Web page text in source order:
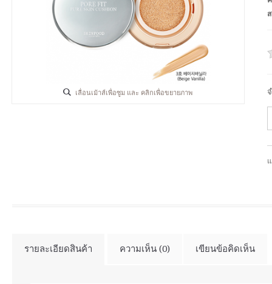
เลื่อนเม้าส์เพื่อซูม และ คลิกเพื่อขยายภาพ
รายละเอียดสินค้า ความเห็น (0) เขียนข้อคิดเห็น